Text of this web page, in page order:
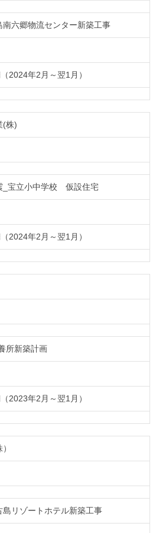
南六郷物流センター新築工事
2024年2月～翌1月）
(株)
_宝立小中学校 仮設住宅
2024年2月～翌1月）
所新築計画
2023年2月～翌1月）
島リゾートホテル新築工事